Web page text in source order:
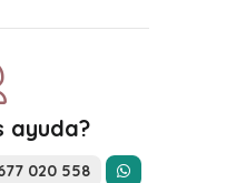
ayuda?
020 558